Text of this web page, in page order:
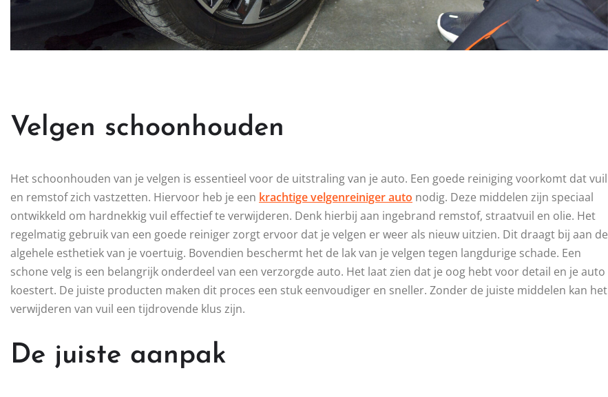
Velgen schoonhouden
Het schoonhouden van je velgen is essentieel voor de uitstraling van je auto. Een goede reiniging voorkomt dat vuil
en remstof zich vastzetten. Hiervoor heb je een krachtige velgenreiniger auto nodig. Deze middelen zijn speciaal
ontwikkeld om hardnekkig vuil effectief te verwijderen. Denk hierbij aan ingebrand remstof, straatvuil en olie. Het
regelmatig gebruik van een goede reiniger zorgt ervoor dat je velgen er weer als nieuw uitzien. Dit draagt bij aan de
algehele esthetiek van je voertuig. Bovendien beschermt het de lak van je velgen tegen langdurige schade. Een
schone velg is een belangrijk onderdeel van een verzorgde auto. Het laat zien dat je oog hebt voor detail en je auto
koestert. De juiste producten maken dit proces een stuk eenvoudiger en sneller. Zonder de juiste middelen kan het
verwijderen van vuil een tijdrovende klus zijn.
De juiste aanpak